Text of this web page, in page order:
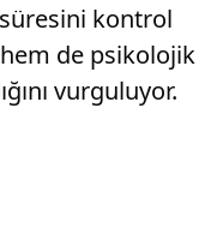
kontrol
de psikolojik
vurguluyor.